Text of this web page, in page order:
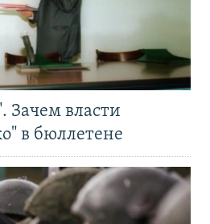
Зачем власти
в бюллетене